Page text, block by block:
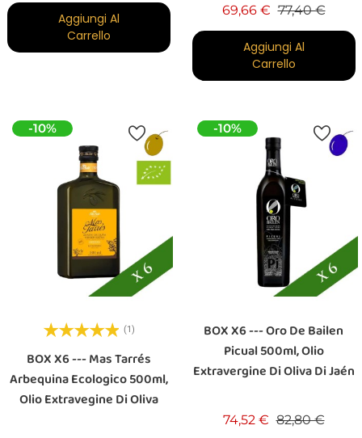
Aggiungi Al
Carrello
69,66 € Prezzo base
77,40 €
Aggiungi Al
Carrello
-10%
(1)
BOX X6 --- Mas Tarrés
Arbequina Ecologico 500ml,
Olio Extravegine Di Oliva
-10%
BOX X6 --- Oro De Bailen
Picual 500ml, Olio
Extravergine Di Oliva Di Jaén
74,52 € Prezzo base
82,80 €